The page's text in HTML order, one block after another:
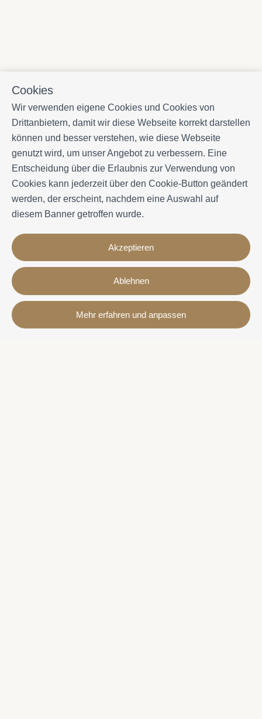
Cookies
Wir verwenden eigene Cookies und Cookies von
Drittanbietern, damit wir diese Webseite korrekt darstellen
können und besser verstehen, wie diese Webseite
genutzt wird, um unser Angebot zu verbessern. Eine
Entscheidung über die Erlaubnis zur Verwendung von
Cookies kann jederzeit über den Cookie-Button geändert
werden, der erscheint, nachdem eine Auswahl auf
diesem Banner getroffen wurde.
Akzeptieren
Ablehnen
Mehr erfahren und anpassen
Kontakt
Avda. Sant Joan de Déu, 57 43820 - Calafell platja